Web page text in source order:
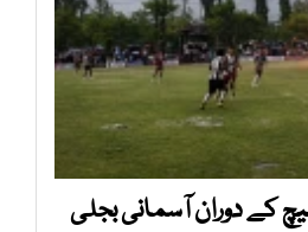
کے دوران آسمانی بجلی